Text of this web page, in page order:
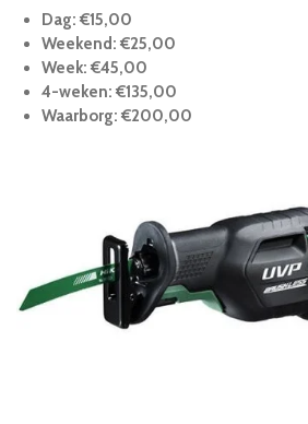
Dag: €15,00
Weekend: €25,00
Week: €45,00
4-weken: €135,00
Waarborg: €200,00